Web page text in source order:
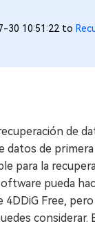
30 10:51:22 to
de
datos de
para la
pueda
Free,